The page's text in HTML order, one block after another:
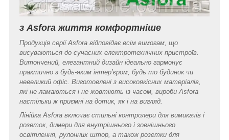
з Asfora життя комфортніше
Продукція серії Asfora відповідає всім вимогам, що
висуваються до сучасних електротехнічних пристроїв.
Витончений, елегантний дизайн ідеально гармонує
практично з будь-яким інтер’єром, будь то будинок чи
невеликий офіс. Виготовлені з високоякісних матеріалів,
які не ламаються і не жовтіють із часом, вироби Asfora
настільки ж приємні на дотик, як і на вигляд.
Лінійка Asfora включає стильні контролери для вимикачів і
розеток, димери для внутрішнього і зовнішнього
освітлення, рулонних штор, а також розетки для